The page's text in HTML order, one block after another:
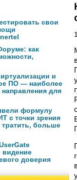
свои
как
и
ПО — наиболее
для
формулу
с точки зрения
больше
видение
доверия